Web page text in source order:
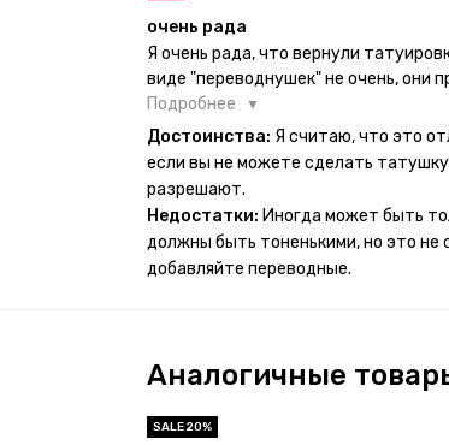
очень рада
Я очень рада, что вернули
виде "переводнушек" не очень, они
после душа вообще слазили, вот
проявился и все ещё держится!! ну
много переводных татуировок(
Подробнее
Достоинства: Я считаю, что это
если вы не можете сделать
разрешают.
Недостатки: Иногда может быть
должны быть тоненькими, но это не
добавляйте переводные.
Аналогичные
SALE 20%